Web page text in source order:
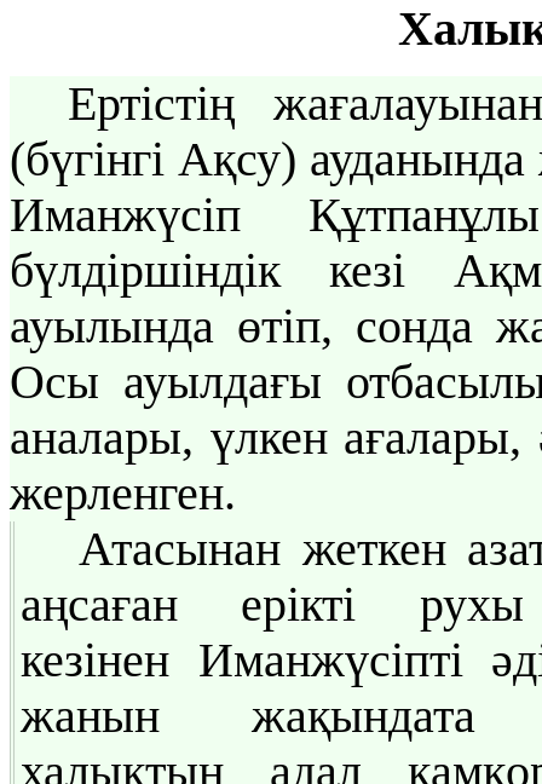
Ертістің
(бүгінгі Ақсу)
Иманжүсіп
бүлдіршіндік кезі
ауылында өтіп, сонда
Осы ауылдағы
аналары, үлкен
жерленген.
Атасынан жеткен
аңсаған ерікті
кезінен Иманжүсіпті
жанын жақындата
халықтың адал